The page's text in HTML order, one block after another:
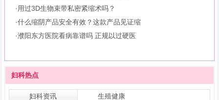
·用过3D生物束带私密紧缩术吗？
·什么缩阴产品安全有效？这款产品见证缩
·濮阳东方医院看病靠谱吗 正规以过硬医
妇科热点
妇科资讯
生殖健康